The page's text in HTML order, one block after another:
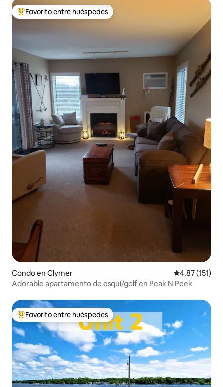
Favorito entre huéspedes preferido
Favorito entre huéspedes
Condo en Clymer Calificación
4.87 (151)
Adorable apartamento de esquí/golf en Peak N Peek
Favorito entre huéspedes preferido
Favorito entre huéspedes